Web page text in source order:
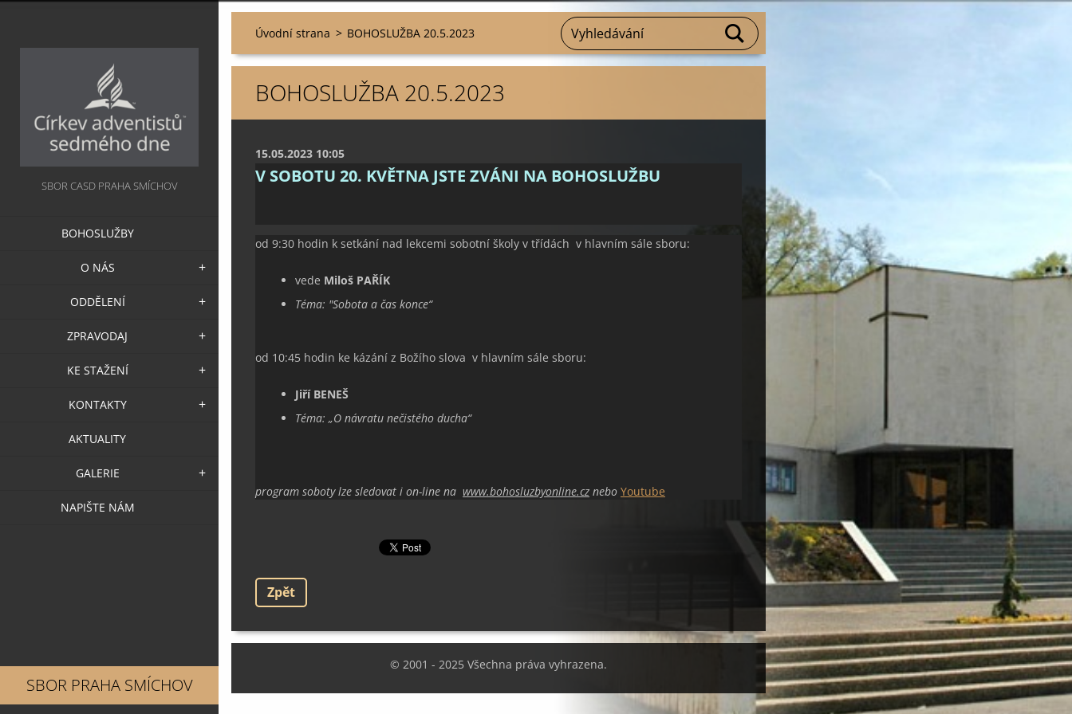
SBOR CASD PRAHA SMÍCHOV
BOHOSLUŽBY
O NÁS
ODDĚLENÍ
ZPRAVODAJ
KE STAŽENÍ
KONTAKTY
AKTUALITY
GALERIE
NAPIŠTE NÁM
SBOR PRAHA SMÍCHOV
Úvodní strana > BOHOSLUŽBA 20.5.2023
BOHOSLUŽBA 20.5.2023
15.05.2023 10:05
V SOBOTU 20. KVĚTNA JSTE ZVÁNI NA BOHOSLUŽBU
od 9:30 hodin k setkání nad lekcemi sobotní školy v třídách v hlavním sále sboru:
vede Miloš PAŘÍK
Téma: "Sobota a čas konce“
od 10:45 hodin ke kázání z Božího slova v hlavním sále sboru:
Jiří BENEŠ
Téma: „O návratu nečistého ducha“
program soboty lze sledovat i on-line na www.bohosluzbyonline.cz nebo Youtube
Zpět
© 2001 - 2025 Všechna práva vyhrazena.